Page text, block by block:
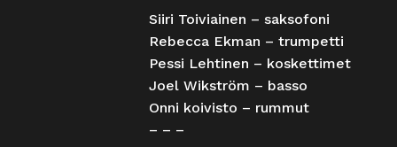
Siiri Toiviainen – saksofoni
Rebecca Ekman – trumpetti
Pessi Lehtinen – koskettimet
Joel Wikström – basso
Onni koivisto – rummut
– – –